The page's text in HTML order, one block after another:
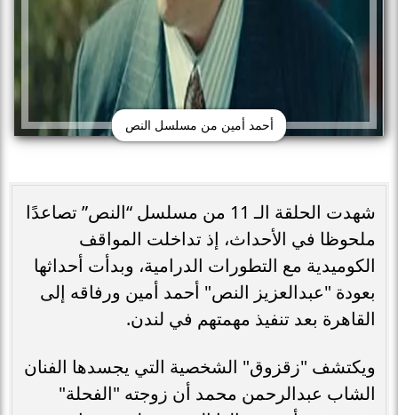
أحمد أمين من مسلسل النص
شهدت الحلقة الـ 11 من مسلسل “النص” تصاعدًا
ملحوظا في الأحداث، إذ تداخلت المواقف
الكوميدية مع التطورات الدرامية، وبدأت أحداثها
بعودة "عبدالعزيز النص" أحمد أمين ورفاقه إلى
القاهرة بعد تنفيذ مهمتهم في لندن.
ويكتشف "زقزوق" الشخصية التي يجسدها الفنان
الشاب عبدالرحمن محمد أن زوجته "الفحلة"